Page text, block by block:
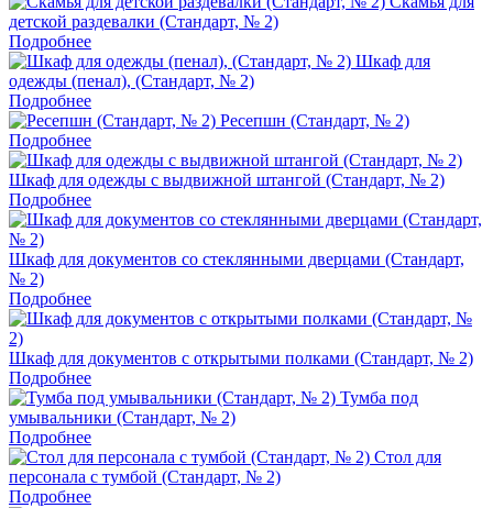
детской раздевалки (Стандарт, № 2)
Подробнее
Шкаф для
одежды (пенал), (Стандарт, № 2)
Подробнее
Ресепшн (Стандарт, № 2)
Подробнее
Шкаф для одежды с выдвижной штангой (Стандарт, № 2)
Подробнее
Шкаф для документов со стеклянными дверцами (Стандарт,
№ 2)
Подробнее
Шкаф для документов с открытыми полками (Стандарт, № 2)
Подробнее
Тумба под
умывальники (Стандарт, № 2)
Подробнее
Стол для
персонала с тумбой (Стандарт, № 2)
Подробнее